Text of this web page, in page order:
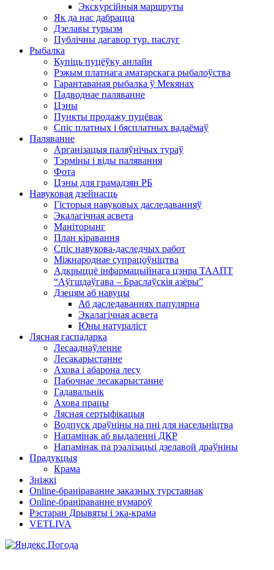
Экскурсійныя маршруты
Як да нас дабрацца
Дзелавы турызм
Публічны дагавор тур. паслуг
Рыбалка
Купіць пуцёўку анлайн
Рэжым платнага аматарскага рыбалоўства
Гарантаваная рыбалка ў Мекянах
Падводнае паляванне
Цэны
Пункты продажу пуцёвак
Спіс платных і бясплатных вадаёмаў
Паляванне
Арганізацыя паляўнічых тураў
Тэрміны і віды палявання
Фота
Цэны для грамадзян РБ
Навуковая дзейнасць
Гісторыя навуковых даследаванняў
Экалагічная асвета
Маніторынг
План кіравання
Спіс навукова-даследчых работ
Міжнароднае супрацоўніцтва
Адкрыццё інфармацыйнага цэнра ТААПТ
“Аўгшдаўгава – Браслаўскія азёры”
Дзецям аб навуцы
Аб даследаваннях папулярна
Экалагічная асвета
Юны натураліст
Лясная гаспадарка
Лесааднаўленне
Лесакарыстанне
Ахова і абарона лесу
Пабочнае лесакарыстанне
Гадавальнік
Ахова працы
Лясная сертыфікацыя
Водпуск драўніны на пні для насельніцтва
Напамінак аб выдаленні ДКР
Напамінак па рэалізацыі дзелавой драўніны
Прадукцыя
Крама
Зніжкі
Оnline-бранiраванне заказных турстаянак
Оnline-бранiраванне нумароў
Рэстаран Дрывяты і эка-крама
VETLIVA